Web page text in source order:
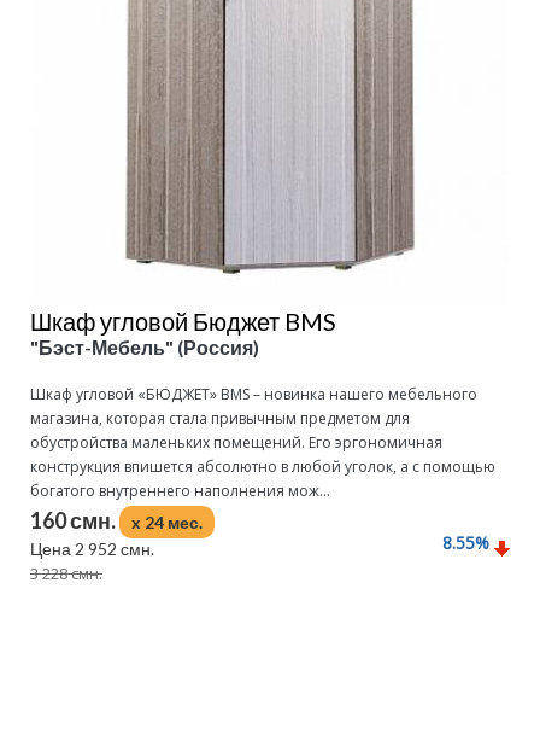
Шкаф угловой Бюджет BMS
"Бэст-Мебель" (Россия)
Шкаф угловой «БЮДЖЕТ» BMS – новинка нашего мебельного
магазина, которая стала привычным предметом для
обустройства маленьких помещений. Его эргономичная
конструкция впишется абсолютно в любой уголок, а с помощью
богатого внутреннего наполнения мож...
160 смн.
x 24 мес.
Цена 2 952 смн.
3 228 смн.
8.55%